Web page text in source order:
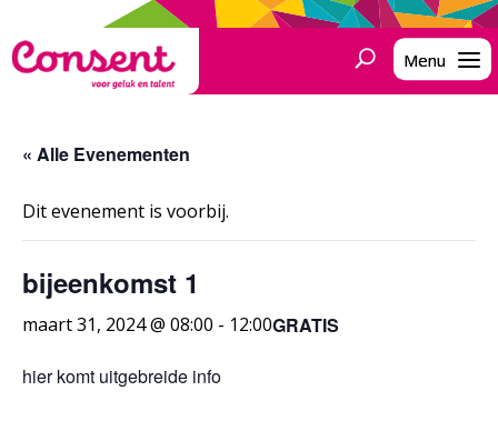
« Alle Evenementen
Dit evenement is voorbij.
bijeenkomst 1
maart 31, 2024 @ 08:00 - 12:00GRATIS
hier komt uitgebreide info